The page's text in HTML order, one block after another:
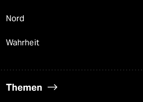
Nord
Wahrheit
Themen